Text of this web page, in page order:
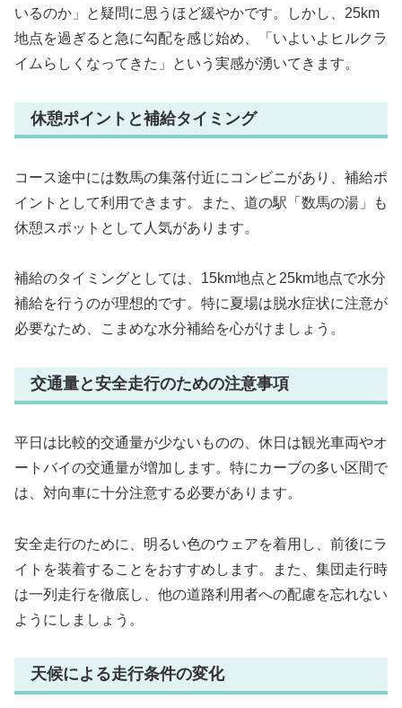
いるのか」と疑問に思うほど緩やかです。しかし、25km
地点を過ぎると急に勾配を感じ始め、「いよいよヒルクラ
イムらしくなってきた」という実感が湧いてきます。
休憩ポイントと補給タイミング
コース途中には数馬の集落付近にコンビニがあり、補給ポ
イントとして利用できます。また、道の駅「数馬の湯」も
休憩スポットとして人気があります。
補給のタイミングとしては、15km地点と25km地点で水分
補給を行うのが理想的です。特に夏場は脱水症状に注意が
必要なため、こまめな水分補給を心がけましょう。
交通量と安全走行のための注意事項
平日は比較的交通量が少ないものの、休日は観光車両やオ
ートバイの交通量が増加します。特にカーブの多い区間で
は、対向車に十分注意する必要があります。
安全走行のために、明るい色のウェアを着用し、前後にラ
イトを装着することをおすすめします。また、集団走行時
は一列走行を徹底し、他の道路利用者への配慮を忘れない
ようにしましょう。
天候による走行条件の変化